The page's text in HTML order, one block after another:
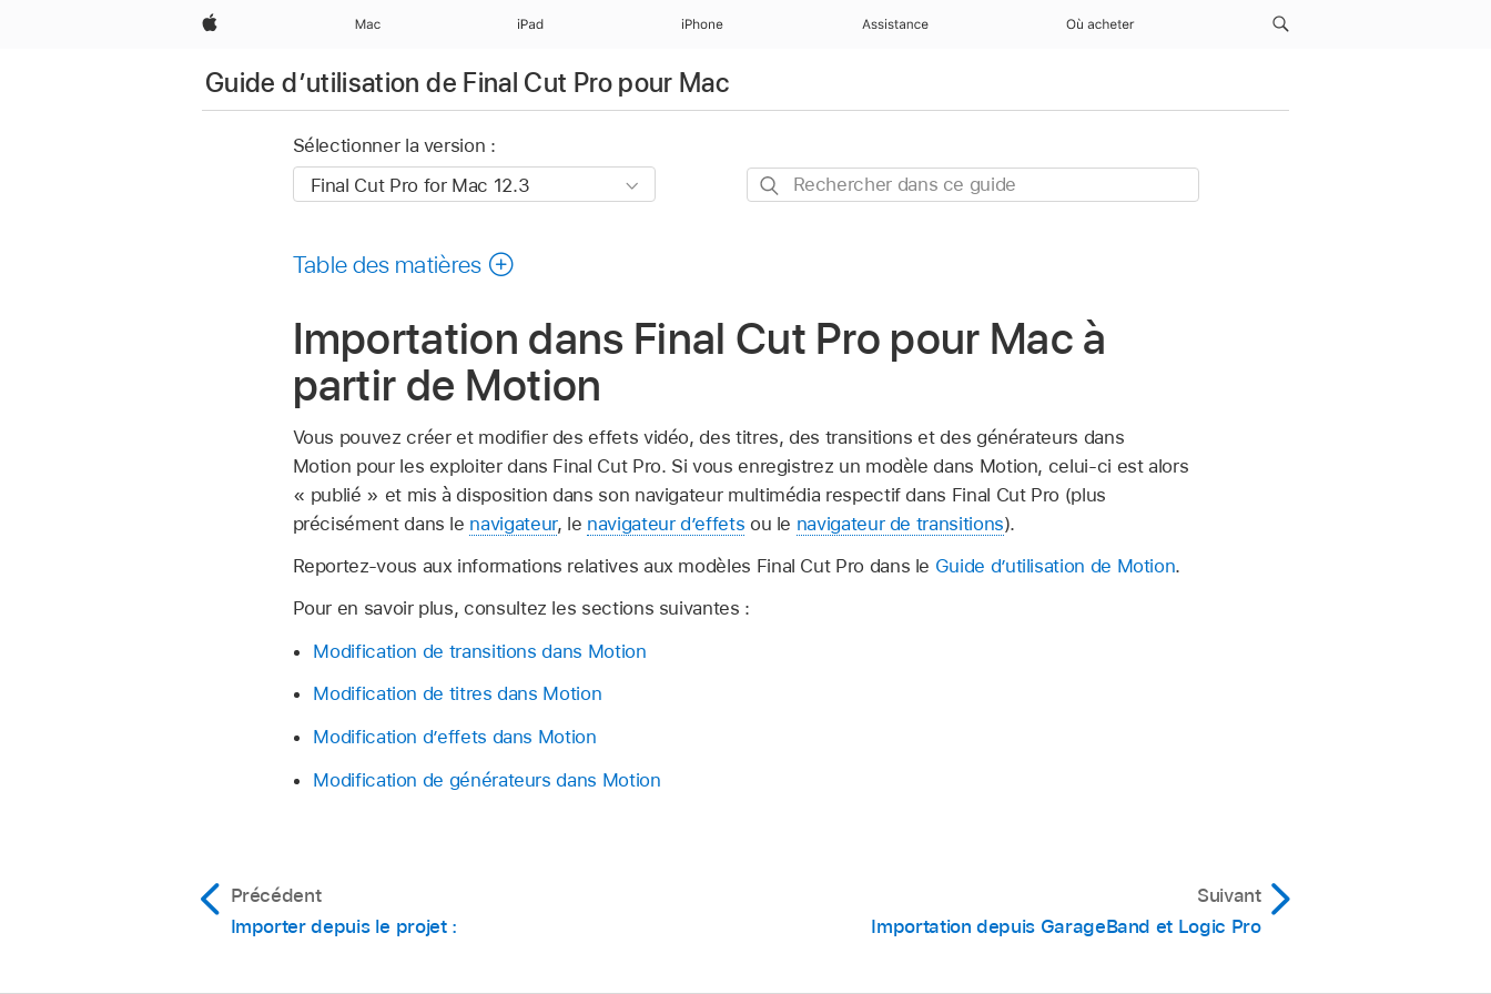
Apple Mac iPad iPhone Assistance Où acheter
Guide d’utilisation de Final Cut Pro pour Mac
Sélectionner la version :
Rechercher
Table des matières
Importation dans Final Cut Pro pour Mac à
partir de Motion
Vous pouvez créer et modifier des effets vidéo, des titres, des transitions et des générateurs dans
Motion pour les exploiter dans Final Cut Pro. Si vous enregistrez un modèle dans Motion, celui-ci est alors
« publié » et mis à disposition dans son navigateur multimédia respectif dans Final Cut Pro (plus
précisément dans le navigateur, le navigateur d’effets ou le navigateur de transitions).
Reportez-vous aux informations relatives aux modèles Final Cut Pro dans le Guide d’utilisation de Motion.
Pour en savoir plus, consultez les sections suivantes :
Modification de transitions dans Motion
Modification de titres dans Motion
Modification d’effets dans Motion
Modification de générateurs dans Motion
Précédent
Importer depuis le projet :
Suivant
Importation depuis GarageBand et Logic Pro